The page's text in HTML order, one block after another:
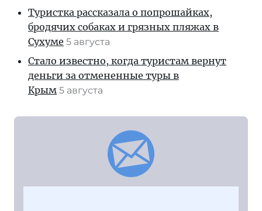
Туристка рассказала о попрошайках,
бродячих собаках и грязных пляжах в
Сухуме 5 августа
Стало известно, когда туристам вернут
деньги за отмененные туры в
Крым 5 августа